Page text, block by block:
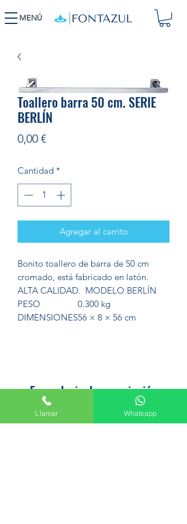
MENÚ
Toallero barra 50 cm. SERIE
BERLÍN
0,00 €Precio
Cantidad *
Agregar al carrito
Bonito toallero de barra de 50 cm
cromado, está fabricado en latón.
ALTA CALIDAD. MODELO BERLÍN
PESO
0.300 kg
DIMENSIONES56 × 8 × 56 cm
Formulario de suscripción
Llamar Whatsapp